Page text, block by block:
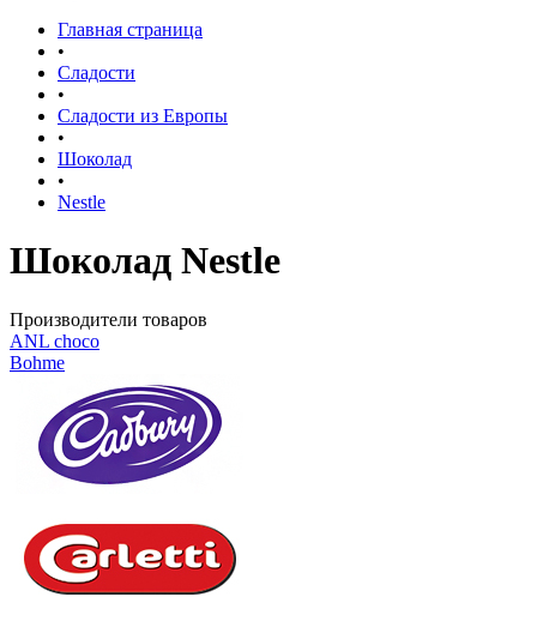
Главная страница
•
Сладости
•
Сладости из Европы
•
Шоколад
•
Nestle
Шоколад Nestle
Производители товаров
ANL сhoco
Bohme